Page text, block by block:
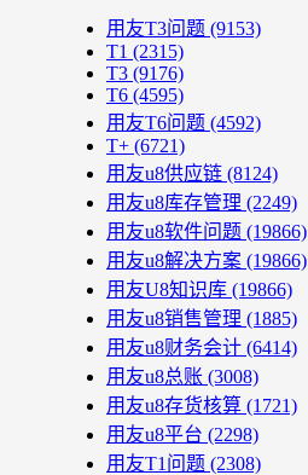
用友T3问题 (9153)
T1 (2315)
T3 (9176)
T6 (4595)
用友T6问题 (4592)
T+ (6721)
用友u8供应链 (8124)
用友u8库存管理 (2249)
用友u8软件问题 (19866)
用友u8解决方案 (19866)
用友U8知识库 (19866)
用友u8销售管理 (1885)
用友u8财务会计 (6414)
用友u8总账 (3008)
用友u8存货核算 (1721)
用友u8平台 (2298)
用友T1问题 (2308)